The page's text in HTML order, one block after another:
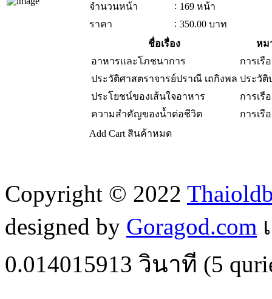
จำนวนหน้า
: 169 หน้า
ราคา
: 350.00 บาท
ชื่อเรื่อง
หม
อาหารและโภชนาการ
การเรื
ประวัติศาสตราจารย์ปราณี เถกิงพล ประวัติ
ประโยชน์ของเส้นใจอาหาร
การเรื
ความสำคัญของน้ำต่อชีวิต
การเรื
Add Cart สินค้าหมด
Copyright © 2022
designed by Goragod.com
0.014015913 วินาที (5